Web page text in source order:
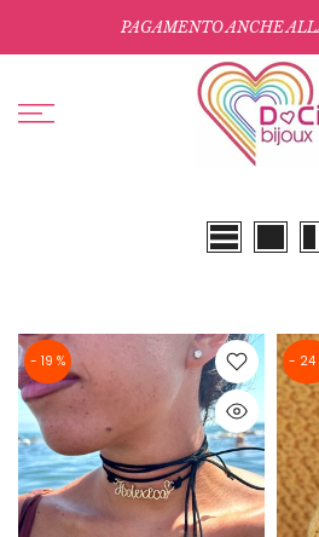
al
PAGAMENTO ANCHE
- 19 % - 24